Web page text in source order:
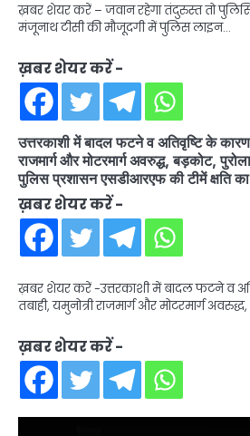
ख़बर शेयर करें – जवान रहेगा तंदुरुस्त तो
मंजूनाथ टीसी की मौजूदगी में पुलिस लाइन…
ख़बर शेयर करें -
उत्तरकाशी में बादल फटने व अतिवृष्टि के कारण
राजमार्ग और मोटरमार्ग अवरुद्ध, बड़कोट,
पुलिस प्रशासन एसडीआरएफ की टीमें क्षति
ख़बर शेयर करें -
ख़बर शेयर करें -उत्तरकाशी में बादल फटने व
तबाही, यमुनोत्री राजमार्ग और मोटरमार्ग
ख़बर शेयर करें -